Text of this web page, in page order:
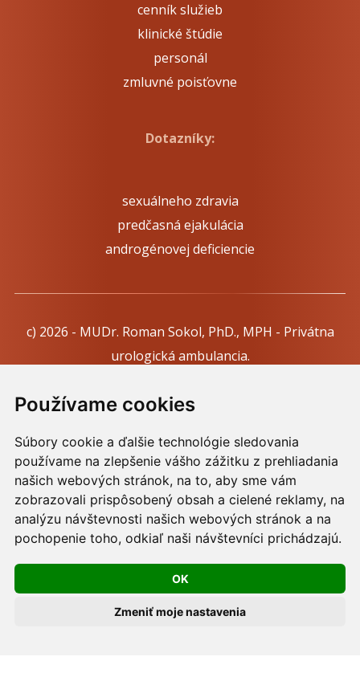
Používame cookies
Súbory cookie a ďalšie technológie sledovania
používame na zlepšenie vášho zážitku z prehliadania
našich webových stránok, na to, aby sme vám
zobrazovali prispôsobený obsah a cielené reklamy, na
analýzu návštevnosti našich webových stránok a na
pochopenie toho, odkiaľ naši návštevníci prichádzajú.
OK
Zmeniť moje nastavenia
cenník služieb
klinické štúdie
personál
zmluvné poisťovne
Dotazníky:
sexuálneho zdravia
predčasná ejakulácia
androgénovej deficiencie
c) 2026 - MUDr. Roman Sokol, PhD., MPH - Privátna
urologická ambulancia.
podmienkach prevádzkovateľa.
Používame cookies -nastavenie cookies.
Skopírovaním textu alebo časti textu z akejkoľvek
stránky tohto webu a jeho umiestnením na iný web
porušíte práva MUDr. Romana Sokola, PhD., MPH, ako
aj práva ďalších osôb zúčastnených na tvorbe obsahu
pre tento web.